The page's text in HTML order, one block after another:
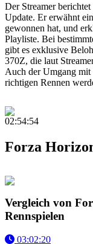
Der Streamer
Update. Er erwähnt
gewonnen hat, und
Playliste. Bei
gibt es exklusive
370Z, die laut
Auch der Umgang
richtigen Rennen
02:54:54
Forza
Vergleich von
Rennspielen
03:02:20